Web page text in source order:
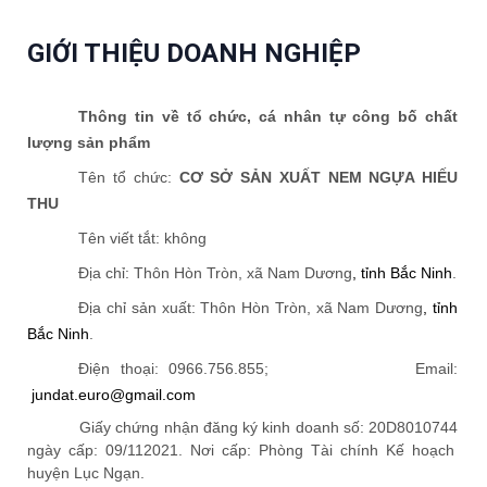
GIỚI THIỆU DOANH NGHIỆP
Thông tin về tổ chức, cá nhân tự công bố chất
lượng sản phẩm
Tên tổ chức: CƠ SỞ SẢN XUẤT NEM NGỰA HIẾU
THU
Tên viết tắt: không
Địa chỉ:Thôn Hòn Tròn ,xã Nam Dương tỉnh Bắc Ninh
Địa chỉ sản xuất:Thôn Hòn Tròn xã Nam Dương
tỉnh
Bắc Ninh
Điện thoại:0966 .756.855; Email:
jundat.euro@gmail.com
Giấy chứng nhận đăng ký kinh doanh số: 20D8010744
ngày cấp: 09/112021. Nơi cấp: Phòng Tài chính Kế hoạch
huyện Lục Ngạn.